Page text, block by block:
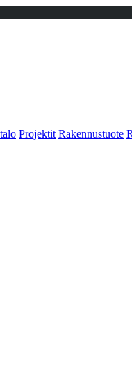
Projektit Rakennustuote